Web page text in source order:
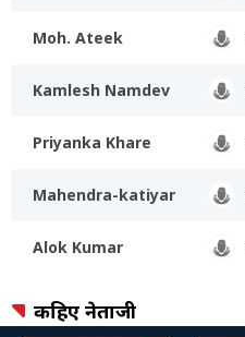
Moh. Ateek
Kamlesh Namdev
Priyanka Khare
Mahendra-katiyar
Alok Kumar
कहिए नेताजी